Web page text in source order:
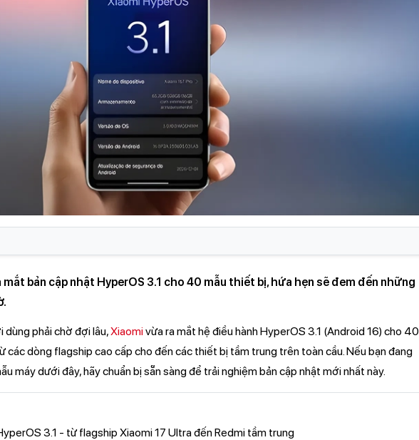
bản cập nhật HyperOS 3.1 cho 40 mẫu thiết bị, hứa hẹn sẽ đem đến những
dùng phải chờ đợi lâu,Xiaomivừa ra mắt hệ điều hành HyperOS 3.1 (Android 16) cho 40
các dòng flagship cao cấp cho đến các thiết bị tầm trung trên toàn cầu. Nếu bạn đang
máy dưới đây, hãy chuẩn bị sẵn sàng để trải nghiệm bản cập nhật mới nhất này.
3.1 - từ flagship Xiaomi 17 Ultra đến Redmi tầm trung